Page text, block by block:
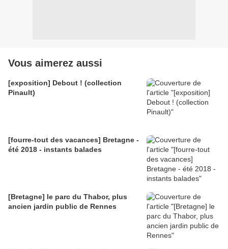
Vous aimerez aussi
[exposition] Debout ! (collection
Pinault)
[fourre-tout des vacances] Bretagne -
été 2018 - instants balades
[Bretagne] le parc du Thabor, plus
ancien jardin public de Rennes